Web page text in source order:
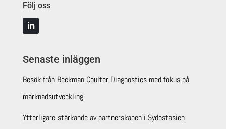
Följ oss
Senaste inläggen
Besök från Beckman Coulter Diagnostics med fokus på
marknadsutveckling
Ytterligare stärkande av partnerskapen i Sydostasien